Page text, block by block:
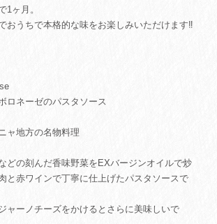
1ヶ月。
おうちで本格的な味をお楽しみいただけます‼︎
ロネーゼのパスタソース
ャ地方の名物料理
どの刻んだ香味野菜をEXバージンオイルで炒
と赤ワインで丁寧に仕上げたパスタソースで
ャーノチーズをかけるとさらに美味しいで